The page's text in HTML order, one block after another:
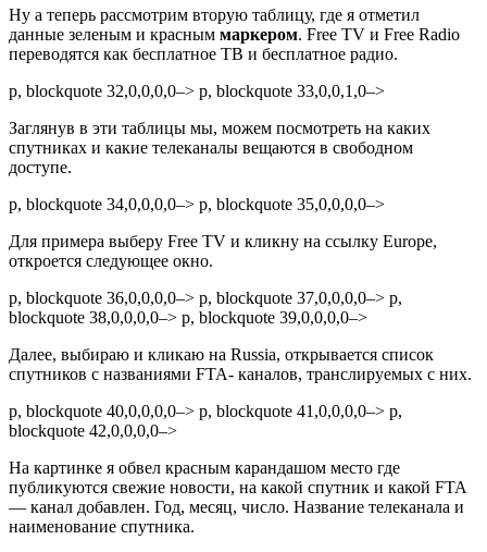
Ну а теперь рассмотрим вторую таблицу, где я отметил
данные зеленым и красным маркером. Free TV и Free Radio
переводятся как бесплатное ТВ и бесплатное радио.
p, blockquote 32,0,0,0,0–> p, blockquote 33,0,0,1,0–>
Заглянув в эти таблицы мы, можем посмотреть на каких
спутниках и какие телеканалы вещаются в свободном
доступе.
p, blockquote 34,0,0,0,0–> p, blockquote 35,0,0,0,0–>
Для примера выберу Free TV и кликну на ссылку Europe,
откроется следующее окно.
p, blockquote 36,0,0,0,0–> p, blockquote 37,0,0,0,0–> p,
blockquote 38,0,0,0,0–> p, blockquote 39,0,0,0,0–>
Далее, выбираю и кликаю на Russia, открывается список
спутников с названиями FTA- каналов, транслируемых с них.
p, blockquote 40,0,0,0,0–> p, blockquote 41,0,0,0,0–> p,
blockquote 42,0,0,0,0–>
На картинке я обвел красным карандашом место где
публикуются свежие новости, на какой спутник и какой FTA
— канал добавлен. Год, месяц, число. Название телеканала и
наименование спутника.